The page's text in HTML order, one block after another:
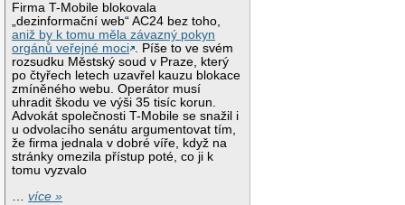
Firma T-Mobile blokovala
„dezinformační web“ AC24 bez toho,
aniž by k tomu měla závazný pokyn
orgánů veřejné moci . Píše to ve svém
rozsudku Městský soud v Praze, který
po čtyřech letech uzavřel kauzu blokace
zmíněného webu. Operátor musí
uhradit škodu ve výši 35 tisíc korun.
Advokát společnosti T-Mobile se snažil i
u odvolacího senátu argumentovat tím,
že firma jednala v dobré víře, když na
stránky omezila přístup poté, co ji k
tomu vyzvalo
…více »